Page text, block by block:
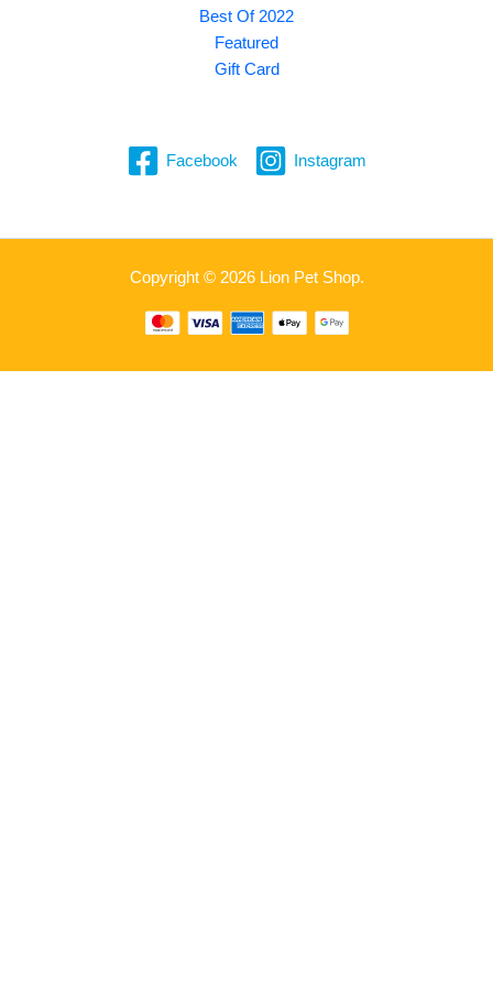
Best Of 2022
Featured
Gift Card
Facebook Instagram
Copyright © 2026 Lion Pet Shop.